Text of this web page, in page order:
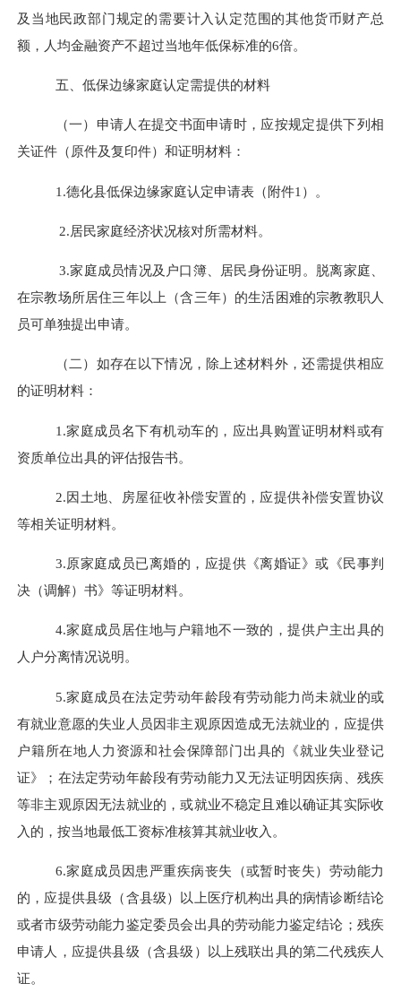
及当地民政部门规定的需要计入认定范围的其他货币财产总
额，人均金融资产不超过当地年低保标准的6倍。
五、低保边缘家庭认定需提供的材料
（一） 申请人在提交书面申请时，应按规定提供下列相
关证件（原件及复印件）和证明材料：
1 .德化县低保边缘家庭认定申请表（附件1 ） 。
2.居民家庭经济状况核对所需材料。
3.家庭成员情况及户口簿、居民身份证明 。 脱离家庭
在宗教场所居住三年以上
（含三年） 的生活困难的宗教教职人
员可单独提出申请。
（二） 如存在以下情况，除上述材料外，还需提供相应
的证明材料：
1.家庭成员名下有机动车的，应出具购置证明材料或有
资质单位出具的评估报告书。
2.因土地、房屋征收补偿安置的，应提供补偿安置协议
等相关证明材料。
3.原家庭成员已离婚的，应提供《离婚证》或《民事判
决（调解）书》等证明材料。
4.家庭成员居住地与户籍地不一致的，提供户主出具的
人户分离情况说明。
5.家庭成员在法定劳动年龄段有劳动能力尚未就业的或
有就业意愿的失业人员因非主观原因造成无法就业的，应提供
户籍所在地人力资源和社会保障部门出具的《就业失业登记
证》；在法定劳动年龄段有劳动能力又无法证明因疾病、残疾
等非主观原因无法就业的，或就业不稳定且难以确证其实际收
入的，按当地最低工资标准核算其就业收入。
6.家庭成员因患严重疾病丧失（或暂时丧失）劳动能力
的，应提供县级（含县级）以上医疗机构出具的病情诊断结论
或者市级劳动能力鉴定委员会出具的劳动能力鉴定结论；残疾
申请人，应提供县级（含县级）以上残联出具的第二代残疾人
证。